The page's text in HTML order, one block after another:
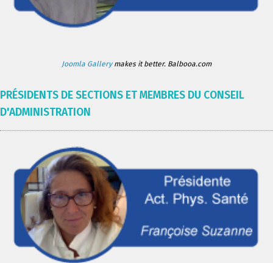
Joomla Gallerymakes it better. Balbooa.com
PRÉSIDENTS DE SECTIONS ET MEMBRES DU CONSEIL
D'ADMINISTRATION